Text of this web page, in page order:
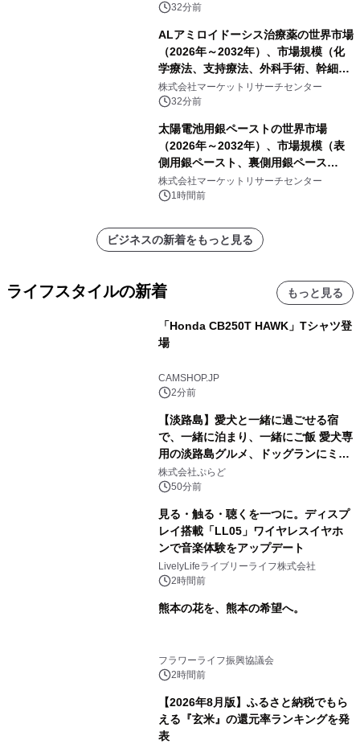
32分前
ALアミロイドーシス治療薬の世界市場
（2026年～2032年）、市場規模（化
学療法、支持療法、外科手術、幹細胞
移植、標的療法）・分析レポートを発
表
株式会社マーケットリサーチセンター
32分前
太陽電池用銀ペーストの世界市場
（2026年～2032年）、市場規模（表
側用銀ペースト、裏側用銀ペース
ト）・分析レポートを発表
株式会社マーケットリサーチセンター
1時間前
ビジネスの新着をもっと見る
ライフスタイルの新着 もっと見る
「Honda CB250T HAWK」Tシャツ登
場
CAMSHOP.JP
2分前
【淡路島】愛犬と一緒に過ごせる宿
で、一緒に泊まり、一緒にご飯 愛犬専
用の淡路島グルメ、ドッグランにミニ
プール グランピングとトレーラーハウ
スの2施設で
株式会社ぷらど
50分前
見る・触る・聴くを一つに。ディスプ
レイ搭載「LL05」ワイヤレスイヤホ
ンで音楽体験をアップデート
LivelyLifeライブリーライフ株式会社
2時間前
熊本の花を、熊本の希望へ。
フラワーライフ振興協議会
2時間前
【2026年8月版】ふるさと納税でもら
える『玄米』の還元率ランキングを発
表